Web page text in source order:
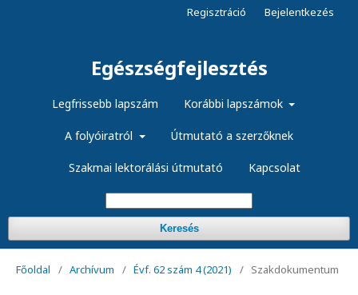
Egészségfejlesztés
Legfrissebb lapszám Korábbi lapszámok
A folyóiratról Útmutató a szerzőknek
Szakmai lektorálási útmutató Kapcsolat
Keresés
Regisztráció Bejelentkezés
Főoldal / Archívum / Évf. 62 szám 4 (2021) / Szakdokumentum